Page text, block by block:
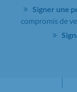
Signer une
compromis de